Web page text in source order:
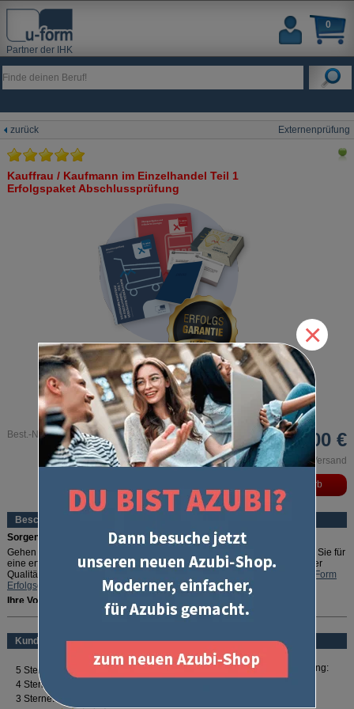
Partner der IHK
0
zurück Externenprüfung
Kauffrau / Kaufmann im Einzelhandel Teil 1
Erfolgspaket Abschlussprüfung
Best.-Nr. 3040 82,00 €
inkl. MwSt. und zzgl. Versand
Beschreibung
Sorgenfrei durch die IHK-Prüfung!
Gehen Sie auf Nummer sicher: In diesem Erfolgspaket ist alles drin, was Sie für
eine erfolgreiche Abschlussprüfung Teil 1 benötigen. Und weil wir von der
Qualität unserer Produkte so überzeugt sind, geben wir die exklusive
U-Form
Erfolgsgarantie
gratis dazu.
Ihre Vorteile:
Enthält alles, was zur gestreckten Abschlussprüfung
Rundum abgesichert:Mit der exklusivenU-Form Erfolgsgarantie
Prüfung bestehen oder 100 % Geld zurück
Optimale Vorbereitung:Zahlreiche Prüfungstipps und Downloads
Für Ihren Erfolg:"Erfolg - Das Selbst-Coaching Buch"
Erfolgspakete sind exklusiv bei U-Form erhältlich!
mehr lesen
Kundenbewertung
×